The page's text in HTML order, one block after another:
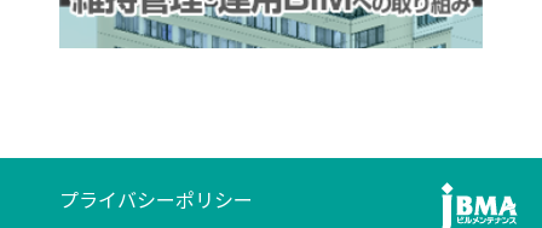
プライバシーポリシー